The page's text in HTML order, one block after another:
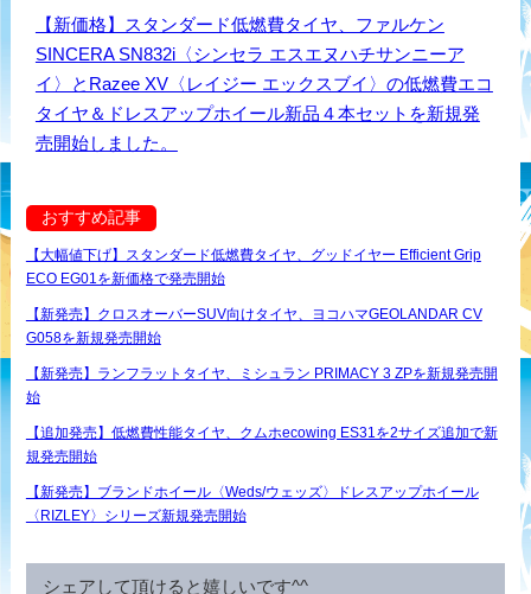
【新価格】スタンダード低燃費タイヤ、ファルケン
SINCERA SN832i〈シンセラ エスエヌハチサンニーア
イ〉とRazee XV〈レイジー エックスブイ〉の低燃費エコ
タイヤ＆ドレスアップホイール新品４本セットを新規発
売開始しました。
おすすめ記事
【大幅値下げ】スタンダード低燃費タイヤ、グッドイヤー Efficient Grip
ECO EG01を新価格で発売開始
【新発売】クロスオーバーSUV向けタイヤ、ヨコハマGEOLANDAR CV
G058を新規発売開始
【新発売】ランフラットタイヤ、ミシュラン PRIMACY 3 ZPを新規発売開
始
【追加発売】低燃費性能タイヤ、クムホecowing ES31を2サイズ追加で新
規発売開始
【新発売】ブランドホイール〈Weds/ウェッズ〉ドレスアップホイール
〈RIZLEY〉シリーズ新規発売開始
シェアして頂けると嬉しいです^^